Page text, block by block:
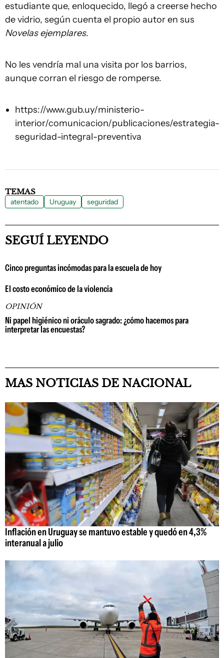
estudiante que, enloquecido, llegó a creerse hecho
de vidrio, según cuenta el propio autor en sus
Novelas ejemplares.
No les vendría mal una visita por los barrios,
aunque corran el riesgo de romperse.
https://www.gub.uy/ministerio-
interior/comunicacion/publicaciones/estrategia-
seguridad-integral-preventiva
TEMAS
atentado Uruguay seguridad
SEGUÍ LEYENDO
Cinco preguntas incómodas para la escuela de hoy
El costo económico de la violencia
OPINIÓN
Ni papel higiénico ni oráculo sagrado: ¿cómo hacemos para
interpretar las encuestas?
MAS NOTICIAS DE NACIONAL
Inflación en Uruguay se mantuvo estable y quedó en 4,3%
interanual a julio